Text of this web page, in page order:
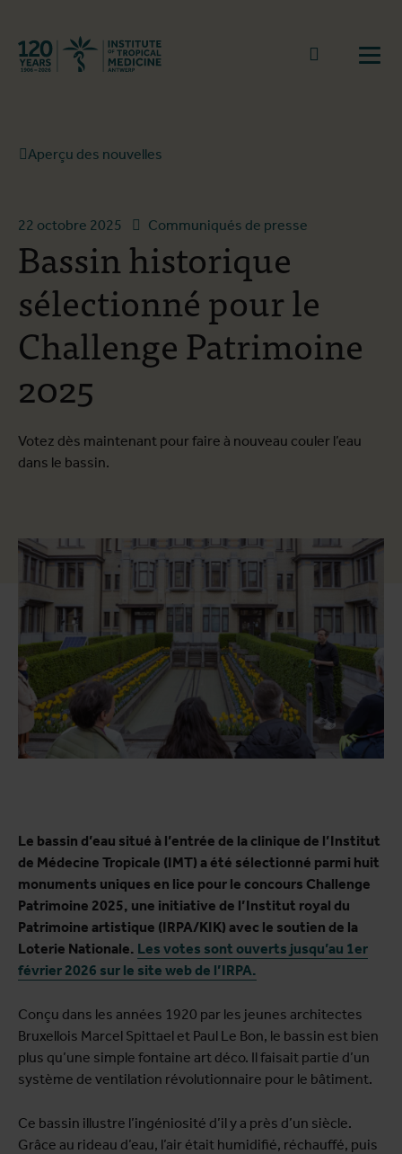
Retourner à la page d'accueil
go to
Aperçu des nouvelles
22 octobre 2025 Communiqués de presse
Bassin historique
sélectionné pour le
Challenge Patrimoine
2025
Votez dès maintenant pour faire à nouveau couler l’eau
dans le bassin.
Le bassin d’eau situé à l’entrée de la clinique de l’Institut
de Médecine Tropicale (IMT) a été sélectionné parmi huit
monuments uniques en lice pour le concours Challenge
Patrimoine 2025, une initiative de l’Institut royal du
Patrimoine artistique (IRPA/KIK) avec le soutien de la
Loterie Nationale. Les votes sont ouverts jusqu’au 1er
février 2026 sur le site web de l’IRPA.
Conçu dans les années 1920 par les jeunes architectes
Bruxellois Marcel Spittael et Paul Le Bon, le bassin est bien
plus qu’une simple fontaine art déco. Il faisait partie d’un
système de ventilation révolutionnaire pour le bâtiment.
Ce bassin illustre l’ingéniosité d’il y a près d’un siècle.
Grâce au rideau d’eau, l’air était humidifié, réchauffé, puis